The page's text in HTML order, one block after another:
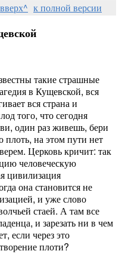
вверх^ к полной версии
такие страшные
в Кущевской, вся
вся страна и
того, что сегодня
один раз живешь, бери
плоть, на этом пути нет
Церковь кричит: так
человеческую
цивилизация
она становится не
и уже слово
стаей. А там все
и зарезать ни в чем
если через это
плоти?